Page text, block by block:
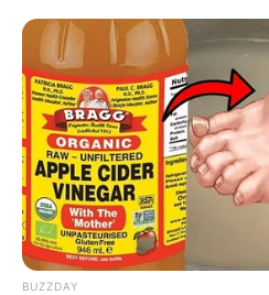
(foto: pixabay/
6. Dengan takaran harian
untuk mengontrol gula
hormonal
BUZZDAY